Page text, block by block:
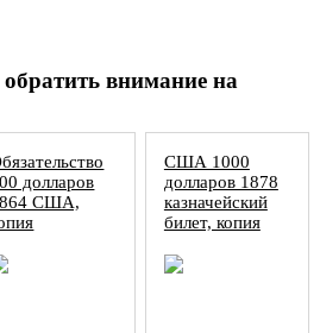
внимание на
долларов
США,
США 1000
долларов 1878
казначейский
билет, копия